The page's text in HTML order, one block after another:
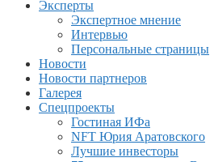
Эксперты
Экспертное мнение
Интервью
Персональные страницы
Новости
Новости партнеров
Галерея
Спецпроекты
Гостиная ИФа
NFT Юрия Аратовского
Лучшие инвесторы